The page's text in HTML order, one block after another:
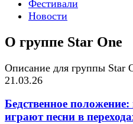
Фестивали
Новости
О группе Star One
Описание для группы Star
21.03.26
Бедственное
играют песни в